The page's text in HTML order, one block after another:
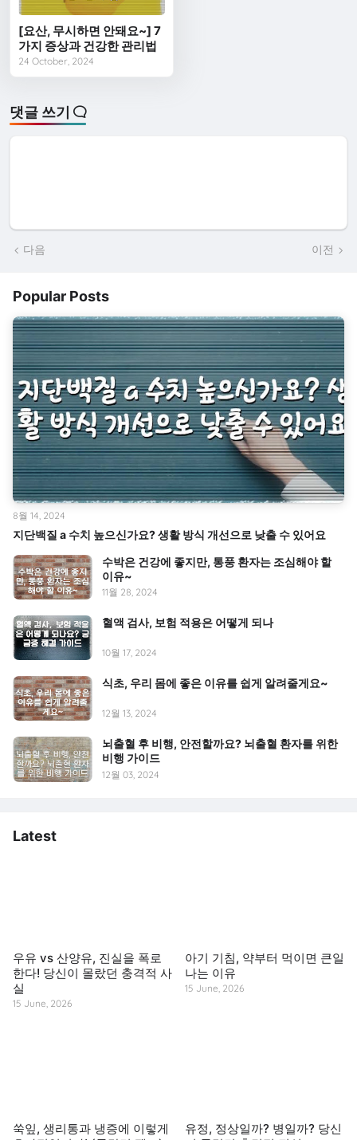
[요산, 무시하면 안돼요~] 7
가지 증상과 건강한 관리법
24 October, 2024
댓글 쓰기
다음 이전
Popular Posts
지단백질 a 수치 높으신가요? 생활 방식 개선으로 낮출 수 있어요
8월 14, 2024
수박은 건강에 좋지만, 통풍 환자는 조심해야 할
이유~
11월 28, 2024
혈액 검사, 보험 적용은 어떻게 되나
10월 17, 2024
식초, 우리 몸에 좋은 이유를 쉽게 알려줄게요~
12월 13, 2024
뇌출혈 후 비행, 안전할까요? 뇌출혈 환자를 위한
비행 가이드
12월 03, 2024
Latest
우유 vs 산양유, 진실을 폭로
한다! 당신이 몰랐던 충격적 사
실
15 June, 2026
아기 기침, 약부터 먹이면 큰일
나는 이유
15 June, 2026
쑥잎, 생리통과 냉증에 이렇게
유정, 정상일까? 병일까? 당신